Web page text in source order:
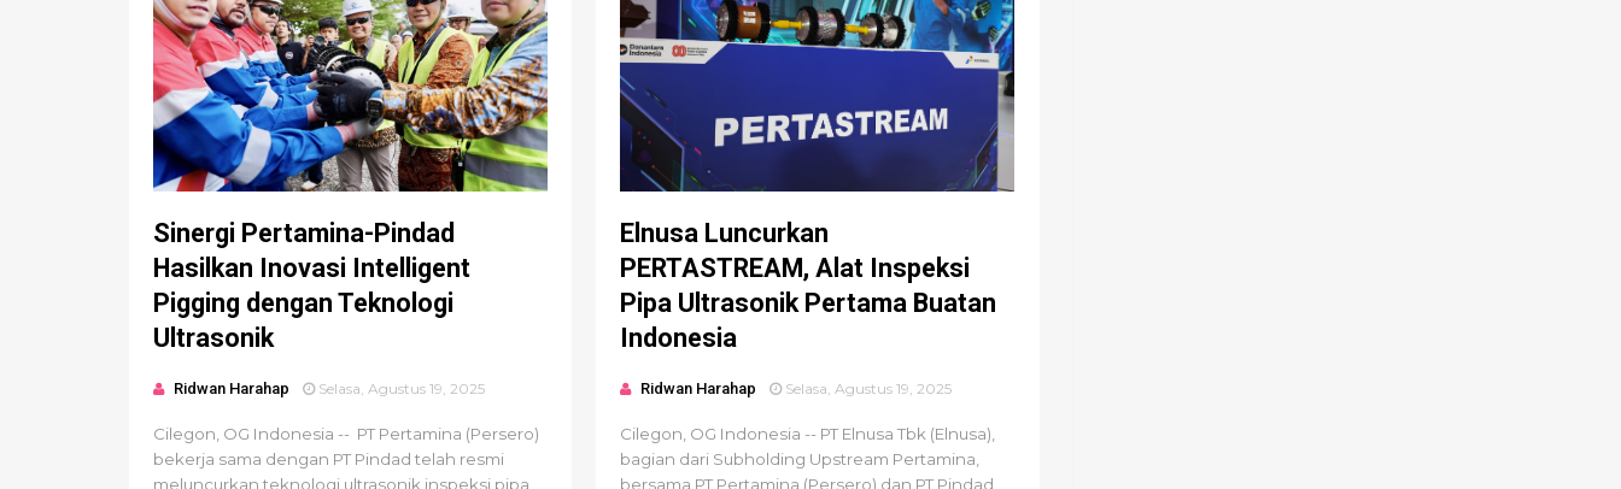
Sinergi Pertamina-Pindad
Hasilkan Inovasi Intelligent
Pigging dengan Teknologi
Ultrasonik
Ridwan Harahap Selasa, Agustus 19, 2025
Cilegon, OG Indonesia -- PT Pertamina (Persero)
bekerja sama dengan PT Pindad telah resmi
meluncurkan teknologi ultrasonik inspeksi pipa
Elnusa Luncurkan
PERTASTREAM, Alat Inspeksi
Pipa Ultrasonik Pertama Buatan
Indonesia
Ridwan Harahap Selasa, Agustus 19, 2025
Cilegon, OG Indonesia -- PT Elnusa Tbk (Elnusa),
bagian dari Subholding Upstream Pertamina,
bersama PT Pertamina (Persero) dan PT Pindad,